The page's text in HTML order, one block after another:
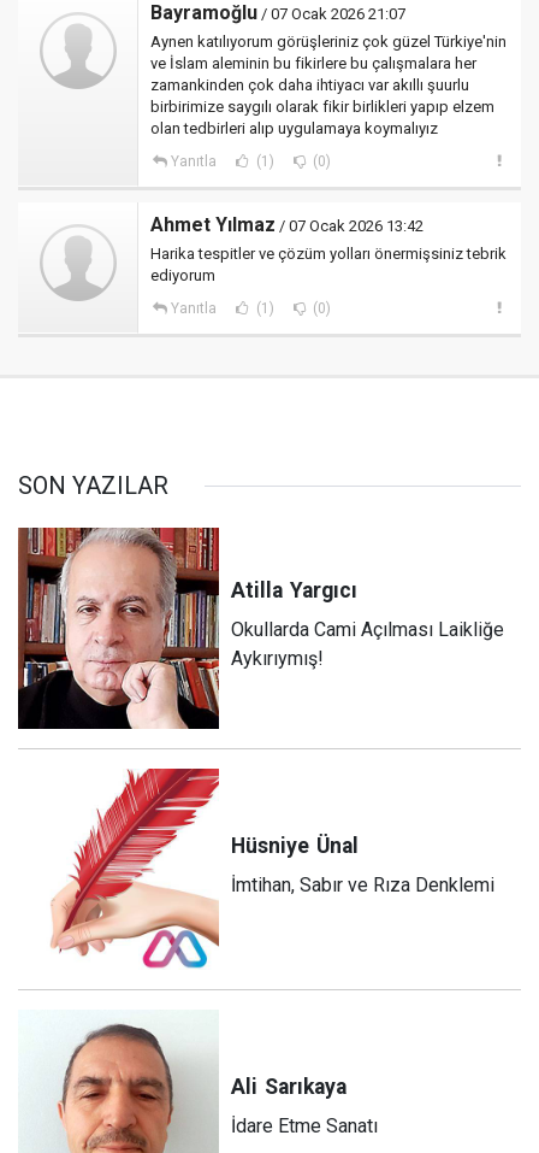
Bayramoğlu / 07 Ocak 2026 21:07
Aynen katılıyorum görüşleriniz çok güzel Türkiye'nin
ve İslam aleminin bu fikirlere bu çalışmalara her
zamankinden çok daha ihtiyacı var akıllı şuurlu
birbirimize saygılı olarak fikir birlikleri yapıp elzem
olan tedbirleri alıp uygulamaya koymalıyız
Yanıtla (1) (0)
Ahmet Yılmaz / 07 Ocak 2026 13:42
Harika tespitler ve çözüm yolları önermişsiniz tebrik
ediyorum
Yanıtla (1) (0)
SON YAZILAR
Atilla Yargıcı
Okullarda Cami Açılması Laikliğe
Aykırıymış!
Hüsniye Ünal
İmtihan, Sabır ve Rıza Denklemi
Ali Sarıkaya
İdare Etme Sanatı